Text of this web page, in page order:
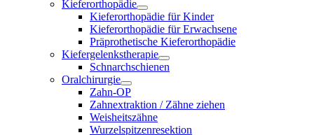
Kieferorthopädie
Kieferorthopädie für Kinder
Kieferorthopädie für Erwachsene
Präprothetische Kieferorthopädie
Kiefergelenkstherapie
Schnarchschienen
Oralchirurgie
Zahn-OP
Zahnextraktion / Zähne ziehen
Weisheitszähne
Wurzelspitzenresektion